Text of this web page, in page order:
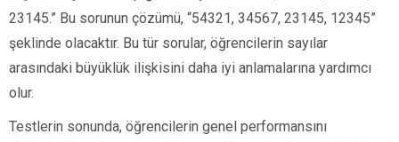
23145.” Bu sorunun çözümü, “54321, 34567, 23145, 12345”
şeklinde olacaktır. Bu tür sorular, öğrencilerin sayılar
arasındaki büyüklük ilişkisini daha iyi anlamalarına yardımcı
olur.
Testlerin sonunda, öğrencilerin genel performansını